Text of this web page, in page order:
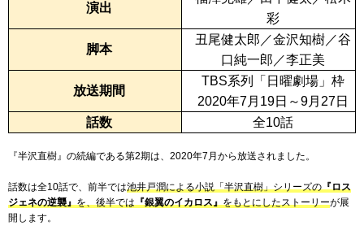
演出
彩
脚本
丑尾健太郎／金沢知樹／谷
口純一郎／李正美
放送期間
TBS系列「日曜劇場」枠
2020年7月19日～9月27日
話数
全10話
『半沢直樹』の続編である第2期は、2020年7月から放送されました。
話数は全10話で、前半では池井戸潤による小説「半沢直樹」シリーズの 『ロス
ジェネの逆襲』 を、後半では 『銀翼のイカロス』 をもとにしたストーリーが展
開します。